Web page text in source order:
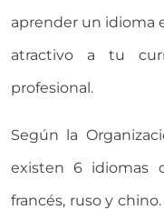
aprender un idioma
atractivo a tu
profesional.
Según la
existen 6 idiomas
francés, ruso y